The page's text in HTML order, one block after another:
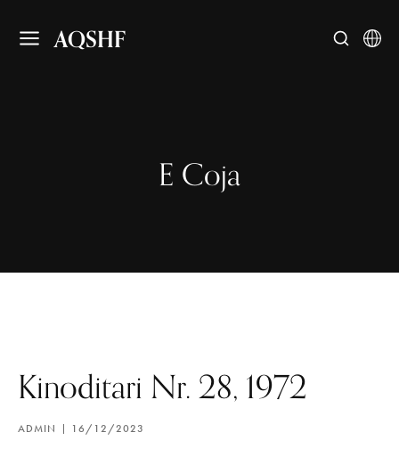
AQSHF
E Coja
Kinoditari Nr. 28, 1972
ADMIN 16/12/2023